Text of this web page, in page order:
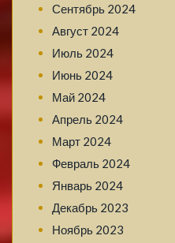
Сентябрь 2024
Август 2024
Июль 2024
Июнь 2024
Май 2024
Апрель 2024
Март 2024
Февраль 2024
Январь 2024
Декабрь 2023
Ноябрь 2023